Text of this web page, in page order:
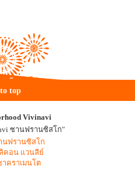
top
Vivinavi
ซานฟรานซิสโก"
นฟรานซิสโก
คอน แวนลีย์
คราเมนโต